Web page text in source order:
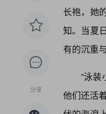
分享
长袍，她
知。当夏
有的沉重
“泳
他们还活